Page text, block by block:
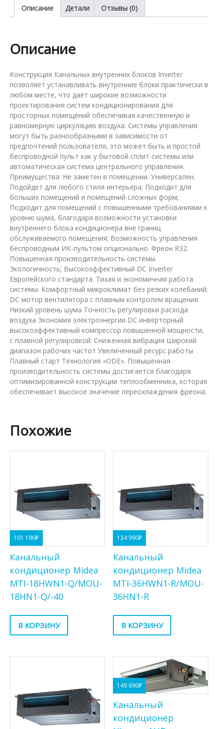
H24/4DR2A
+
Описание Детали Отзывы (0)
Описание
Конструкция Канальных внутренних блоков Inverter
позволяет устанавливать внутренние блоки практически в
любом месте, что дает широкие возможности
проектирования систем кондиционирования для
просторных помещений обеспечивая качественную и
равномерную циркуляцию воздуха. Системы управления
могут быть разнообразными в зависимости от
предпочтений пользователя, это может быть и простой
беспроводной пульт как у бытовой сплит-системы или
автоматическая система центрального управления.
Преимущества: Не заметен в помещении. Универсален.
Подойдет для любого стиля интерьера; Подходит для
больших помещений и помещений сложных форм;
Подходит для помещений с повышенными требованиями к
уровню шума, благодаря возможности установки
внутреннего блока кондиционера вне границ
обслуживаемого помещения; Возможность управления
беспроводным ИК-пультом опционально. Фреон R32.
Повышенная производительность системы.
Экологичность; Высокоэффективный DC Inverter
Европейского стандарта. Тихая и экономичная работа
системы. Комфортный микроклимат без резких колебаний;
DC мотор вентилятора с плавным контролем вращения:
Низкий уровень шума Точность регулировки расхода
воздуха Экономия электроэнергии DC инверторный
высокоэффективный компрессор повышенной мощности,
с плавной регулировкой: Сниженная вибрация Широкий
диапазон рабочих частот Увеличенный ресурс работы
Плавный старт Технология «ODE». Повышенная
производительность системы достигается благодаря
оптимизированной конструкции теплообменника, которая
обеспечивает высокое значение переохлаждения фреона;
Похожие
101 190₽
Канальный
кондиционер Midea
MTI-18HWN1-Q/MOU-
18HN1-Q/-40
В КОРЗИНУ
134 990₽
Канальный
кондиционер Midea
MTI-36HWN1-R/MOU-
36HN1-R
В КОРЗИНУ
149 690₽
Канальный
кондиционер